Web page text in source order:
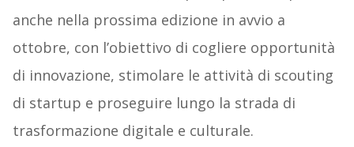
anche nella prossima edizione in avvio a
ottobre, con l’obiettivo di cogliere opportunità
di innovazione, stimolare le attività di scouting
di startup e proseguire lungo la strada di
trasformazione digitale e culturale.